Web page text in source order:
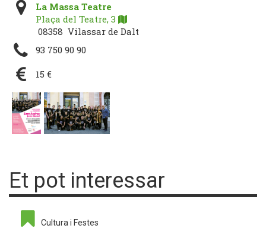
La Massa Teatre
Plaça del Teatre, 3
08358 Vilassar de Dalt
93 750 90 90
15 €
Et pot interessar
Cultura i Festes